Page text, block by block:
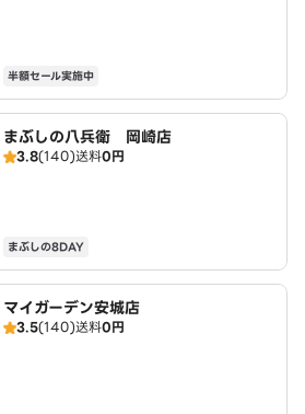
半額セール実施中
まぶしの八兵衛 岡崎店
3.8(140)送料0円
まぶしの8DAY
マイガーデン安城店
3.5(140)送料0円